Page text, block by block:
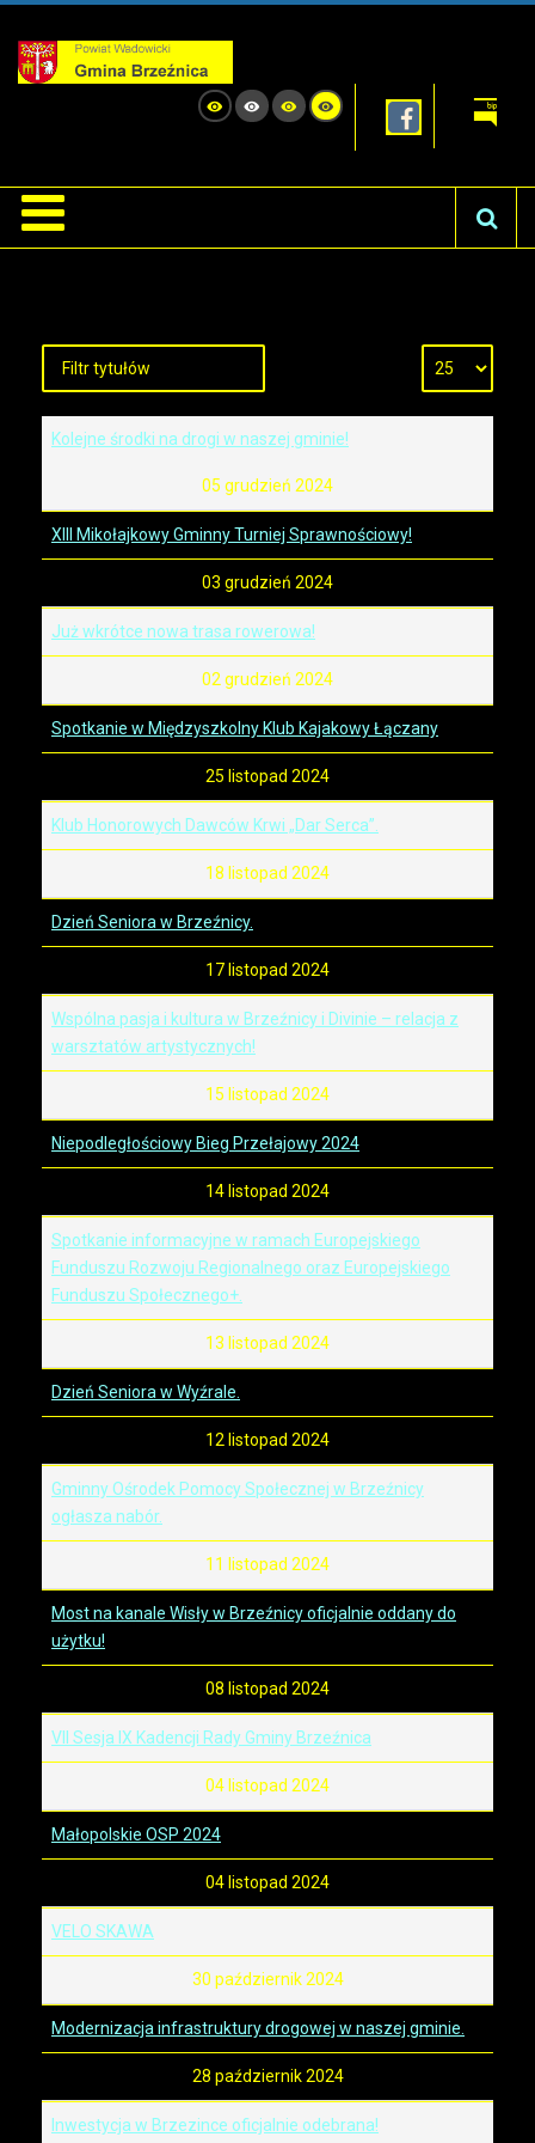
Kolejne środki na drogi w naszej gminie!
05 grudzień 2024
XIII Mikołajkowy Gminny Turniej Sprawnościowy!
03 grudzień 2024
Już wkrótce nowa trasa rowerowa!
02 grudzień 2024
Spotkanie w Międzyszkolny Klub Kajakowy Łączany
25 listopad 2024
Klub Honorowych Dawców Krwi „Dar Serca”.
18 listopad 2024
Dzień Seniora w Brzeźnicy.
17 listopad 2024
Wspólna pasja i kultura w Brzeźnicy i Divinie – relacja z
warsztatów artystycznych!
15 listopad 2024
Niepodległościowy Bieg Przełajowy 2024
14 listopad 2024
Spotkanie informacyjne w ramach Europejskiego
Funduszu Rozwoju Regionalnego oraz Europejskiego
Funduszu Społecznego+.
13 listopad 2024
Dzień Seniora w Wyźrale.
12 listopad 2024
Gminny Ośrodek Pomocy Społecznej w Brzeźnicy
ogłasza nabór.
11 listopad 2024
Most na kanale Wisły w Brzeźnicy oficjalnie oddany do
użytku!
08 listopad 2024
VII Sesja IX Kadencji Rady Gminy Brzeźnica
04 listopad 2024
Małopolskie OSP 2024
04 listopad 2024
VELO SKAWA
30 październik 2024
Modernizacja infrastruktury drogowej w naszej gminie.
28 październik 2024
Inwestycja w Brzezince oficjalnie odebrana!